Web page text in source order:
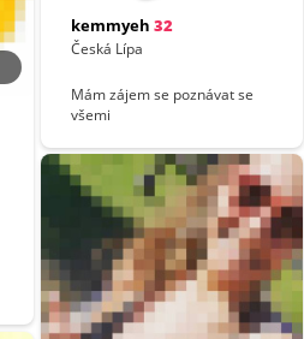
kemmyeh 32
Česká Lípa
Mám zájem se poznávat se
všemi